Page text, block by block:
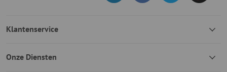
Klantenservice
Onze Diensten